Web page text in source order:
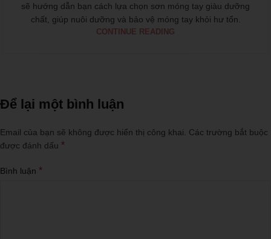
sẽ hướng dẫn bạn cách lựa chọn sơn móng tay giàu dưỡng
chất, giúp nuôi dưỡng và bảo vệ móng tay khỏi hư tổn.
CONTINUE READING
Để lại một bình luận
Email của bạn sẽ không được hiển thị công khai.
Các trường bắt buộc
được đánh dấu *
Bình luận *